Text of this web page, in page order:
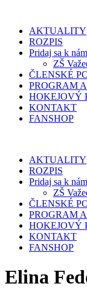
AKTUALITY
ROZPIS
Pridaj sa k
ZŠ
ČLENSKÉ
PROGRAM
HOKEJOVÝ
KONTAKT
FANSHOP
AKTUALITY
ROZPIS
Pridaj sa k
ZŠ
ČLENSKÉ
PROGRAM
HOKEJOVÝ
KONTAKT
FANSHOP
Elina